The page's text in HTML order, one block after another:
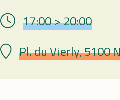
Hour 17:00 > 20:00
PlaatsPl. du Vierly, 5100